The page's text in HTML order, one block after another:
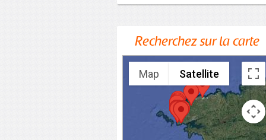
Recherchez sur la carte
Map Satellite